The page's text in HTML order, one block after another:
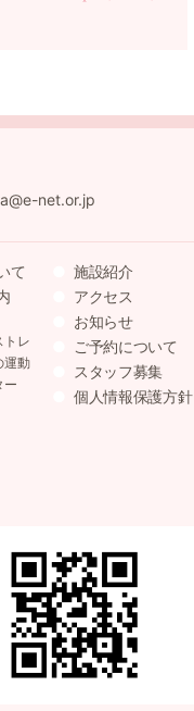
net.or.jp
て
トレ
運動
ー
施設紹介
アクセス
お知らせ
ご予約について
スタッフ募集
個人情報保護方針